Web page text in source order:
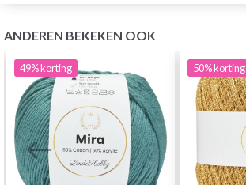
ANDEREN BEKEKEN OOK
49%korting 50%korting